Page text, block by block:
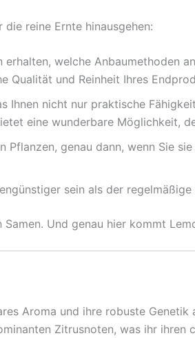
reine Ernte hinausgehen:
welche Anbaumethoden
Qualität und Reinheit Ihres
Ihnen nicht nur praktische
eine wunderbare Möglichkeit,
Pflanzen, genau dann, wenn Sie
sein als der
Und genau hier kommt
Aroma und ihre robuste Genetik
Zitrusnoten, was ihr ihren